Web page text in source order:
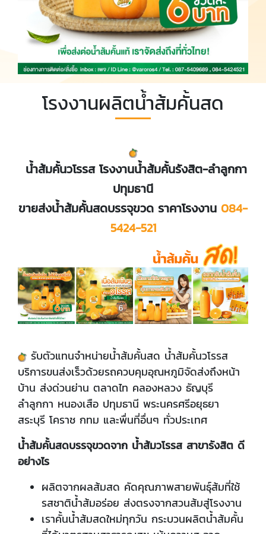
โรงงานผลิตน้ำส้มคั้นสด
น้ำส้มคั้นวโรรส โรงงานน้ำส้มคั้นรังสิต-ลำลูกกา
ปทุมธานี
ขายส่งน้ำส้มคั้นสดบรรจุขวด ราคาโรงงาน 084-
5424-521
​รับตัวแทนจำหน่ายน้ำส้มคั้นสด น้ำส้มคั้นวโรรส
บริการขนส่งเร็วด้วยรถควบคุมอุณหภูมิจัดส่งถึงหน้า
บ้าน ส่งด่วนย่าน ตลาดไท คลองหลวง ธัญบุรี
ลำลูกกา หนองเสือ ปทุมธานี พระนครศรีอยุธยา
สระบุรี โคราช กทม และพื่นที่อื่นๆ ทั่วประเทศ
น้ำส้มคั้นสดบรรจุขวดจาก น้ำส้มวโรรส สาขารังสิต ดี
อย่างไร
ผลิตจากผลส้มสด คัดคุณภาพสายพันธุ์ส้มที่ใช้
รสชาติน้ำส้มอร่อย ส่งตรงจากสวนส้มสู่โรงงาน
เราคั้นน้ำส้มสดใหม่ทุกวัน กระบวนผลิตน้ำส้มคั้น